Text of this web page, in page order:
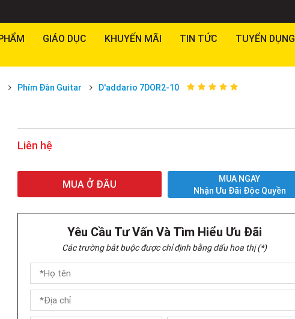
GIÁO DỤC KHUYẾN MÃI TIN TỨC TUYỂN DỤNG
Phím Đàn Guitar D'addario 7DOR2-10
Liên hệ
MUA Ở ĐÂU
MUA NGAY
Nhận Ưu Đãi Độc Quyền
Yêu Cầu Tư Vấn Và Tìm Hiểu Ưu Đãi
Các trường bắt buộc được chỉ định bằng dấu hoa thị (*)